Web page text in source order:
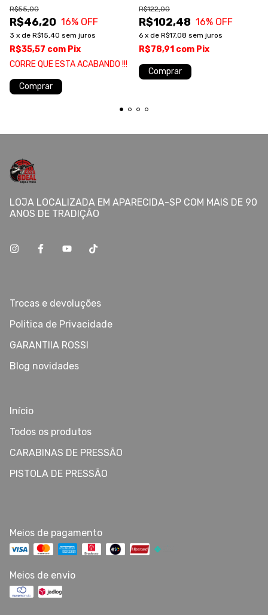
R$46,20
R$55,00
16% OFF
3 x de R$15,40 sem juros
R$35,57 com Pix
CORRE QUE ESTA ACABANDO !!!
Comprar
R$102,48
R$122,00
16% OFF
6 x de R$17,08 sem juros
R$78,91 com Pix
LOJA LOCALIZADA EM APARECIDA-SP COM MAIS DE 90
ANOS DE TRADIÇÃO
Trocas e devoluções
Politica de Privacidade
GARANTIIA ROSSI
Blog novidades
Início
Todos os produtos
CARABINAS DE PRESSÃO
PISTOLA DE PRESSÃO
Meios de pagamento
Meios de envio